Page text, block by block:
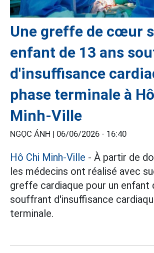
Une greffe de cœur
enfant de 13 ans
d'insuffisance
phase terminale à
Minh-Ville
NGỌC ÁNH | 06/06/2026 - 16:40
Hô Chi Minh-Ville - À partir de
les médecins ont réalisé avec
greffe cardiaque pour un enfant
souffrant d'insuffisance
terminale.